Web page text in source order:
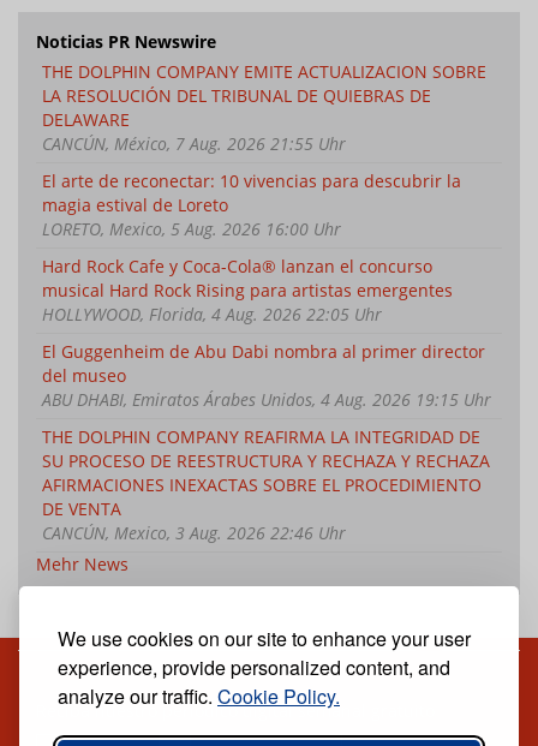
We use cookies on our site to enhance your user
experience, provide personalized content, and
analyze our traffic. Cookie Policy.
Noticias PR Newswire
THE DOLPHIN COMPANY EMITE ACTUALIZACION SOBRE
LA RESOLUCIÓN DEL TRIBUNAL DE QUIEBRAS DE
DELAWARE
CANCÚN, México, 7 Aug. 2026 21:55 Uhr
El arte de reconectar: 10 vivencias para descubrir la
magia estival de Loreto
LORETO, Mexico, 5 Aug. 2026 16:00 Uhr
Hard Rock Cafe y Coca-Cola® lanzan el concurso
musical Hard Rock Rising para artistas emergentes
HOLLYWOOD, Florida, 4 Aug. 2026 22:05 Uhr
El Guggenheim de Abu Dabi nombra al primer director
del museo
ABU DHABI, Emiratos Árabes Unidos, 4 Aug. 2026 19:15 Uhr
THE DOLPHIN COMPANY REAFIRMA LA INTEGRIDAD DE
SU PROCESO DE REESTRUCTURA Y RECHAZA Y RECHAZA
AFIRMACIONES INEXACTAS SOBRE EL PROCEDIMIENTO
DE VENTA
CANCÚN, Mexico, 3 Aug. 2026 22:46 Uhr
Mehr News
Reciba nuestro periódico digital semanal gratuito